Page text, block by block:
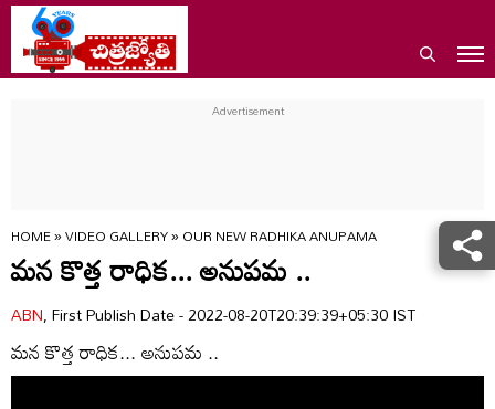
HOME»VIDEO GALLERY»OUR NEW RADHIKA ANUPAMA
మన కొత్త రాధిక... అనుపమ ..
ABN, First Publish Date - 2022-08-20T20:39:39+05:30 IST
మన కొత్త రాధిక... అనుపమ ..